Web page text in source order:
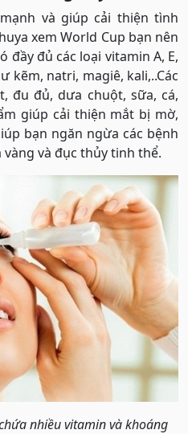
và giúp cải thiện tình
xem World Cup bạn nên
đầy đủ các loại vitamin A, E,
kẽm, natri, magiê, kali,..Các
đu đủ, dưa chuột, sữa, cá,
giúp cải thiện mắt bị mờ,
bạn ngăn ngừa các bệnh
và đục thủy tinh thể.
nhiều vitamin và khoáng